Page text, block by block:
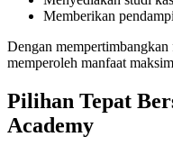
Memberikan
Dengan
memperoleh manfaat
Pilihan Tepat
Academy